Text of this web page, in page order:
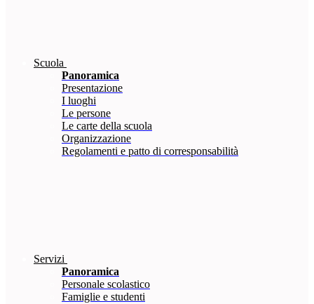
Scuola
Panoramica
Presentazione
I luoghi
Le persone
Le carte della scuola
Organizzazione
Regolamenti e patto di corresponsabilità
Servizi
Panoramica
Personale scolastico
Famiglie e studenti